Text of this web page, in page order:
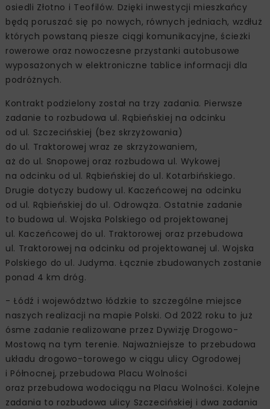
osiedli Złotno i Teofilów. Dzięki inwestycji mieszkańcy
będą poruszać się po nowych, równych jedniach, wzdłuż
których powstaną piesze ciągi komunikacyjne, ścieżki
rowerowe oraz nowoczesne przystanki autobusowe
wyposażonych w elektroniczne tablice informacji dla
podróżnych.
Kontrakt podzielony został na trzy zadania. Pierwsze
zadanie to rozbudowa ul. Rąbieńskiej na odcinku
od ul. Szczecińskiej (bez skrzyżowania)
do ul. Traktorowej wraz ze skrzyżowaniem,
aż do ul. Snopowej oraz rozbudowa ul. Wykowej
na odcinku od ul. Rąbieńskiej do ul. Kotarbińskiego.
Drugie dotyczy budowy ul. Kaczeńcowej na odcinku
od ul. Rąbieńskiej do ul. Odrowąża. Ostatnie zadanie
to budowa ul. Wojska Polskiego od projektowanej
ul. Kaczeńcowej do ul. Traktorowej oraz przebudowa
ul. Traktorowej na odcinku od projektowanej ul. Wojska
Polskiego do ul. Judyma. Łącznie zbudowanych zostanie
ponad 4 km dróg.
- Łódź i województwo łódzkie to szczególne miejsce
naszych realizacji na mapie Polski. Od 2022 roku to już
ósme zadanie realizowane przez Dywizję Drogowo-
Mostową na tym terenie. Najważniejsze to przebudowa
układu drogowo-torowego w ciągu ulicy Ogrodowej
i Północnej, przebudowa Placu Wolności
oraz przebudowa wodociągu na Placu Wolności. Kolejne
zadania to rozbudowa ulicy Szczecińskiej i dwa zadania